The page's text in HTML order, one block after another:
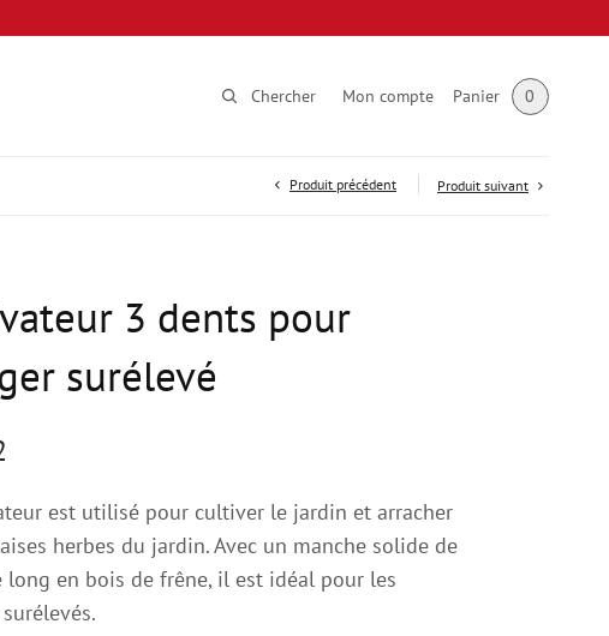
Chercher Mon compte Panier 0
Produit précédent Produit suivant
3 dents pour
surélevé
est utilisé pour cultiver le jardin et arracher
herbes du jardin. Avec un manche solide de
long en bois de frêne, il est idéal pour les